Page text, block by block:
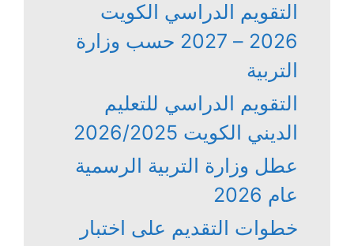
التقويم الدراسي الكويت
2026 – 2027 حسب وزارة
التربية
التقويم الدراسي للتعليم
الديني الكويت 2026/2025
عطل وزارة التربية الرسمية
عام 2026
خطوات التقديم على اختبار